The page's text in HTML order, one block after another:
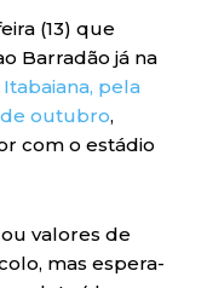
(13) que
Barradão já na
pela
de outubro,
com o estádio
valores de
mas espera-